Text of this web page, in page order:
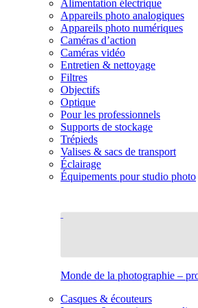
Alimentation électrique
Appareils photo analogiques
Appareils photo numériques
Caméras d’action
Caméras vidéo
Entretien & nettoyage
Filtres
Objectifs
Optique
Pour les professionnels
Supports de stockage
Trépieds
Valises & sacs de transport
Éclairage
Équipements pour studio photo
Monde de la photographie –
Casques & écouteurs